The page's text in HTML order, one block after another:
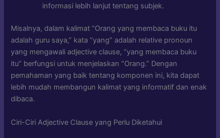
informasi lebih lanjut tentang subjek.
Misalnya, dalam kalimat “Orang yang membaca buku itu
adalah guru saya,” kata “yang” adalah relative pronoun
yang mengawali adjective clause, “yang membaca buku
itu” berfungsi untuk menjelaskan “Orang.” Dengan
pemahaman yang baik tentang komponen ini, kita dapat
lebih mudah membangun kalimat yang informatif dan enak
dibaca.
Ciri-Ciri Adjective Clause yang Perlu Diketahui